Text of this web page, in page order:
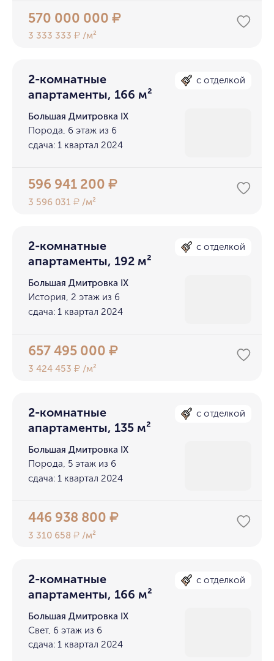
570 000 000₽
3 333 333₽ /м²
2-комнатные
апартаменты, 166 м²
с отделкой
Большая Дмитровка IX
Порода, 6 этаж из 6
сдача: 1 квартал 2024
596 941 200₽
3 596 031₽ /м²
2-комнатные
апартаменты, 192 м²
с отделкой
Большая Дмитровка IX
История, 2 этаж из 6
сдача: 1 квартал 2024
657 495 000₽
3 424 453₽ /м²
2-комнатные
апартаменты, 135 м²
с отделкой
Большая Дмитровка IX
Порода, 5 этаж из 6
сдача: 1 квартал 2024
446 938 800₽
3 310 658₽ /м²
2-комнатные
апартаменты, 166 м²
с отделкой
Большая Дмитровка IX
Свет, 6 этаж из 6
сдача: 1 квартал 2024